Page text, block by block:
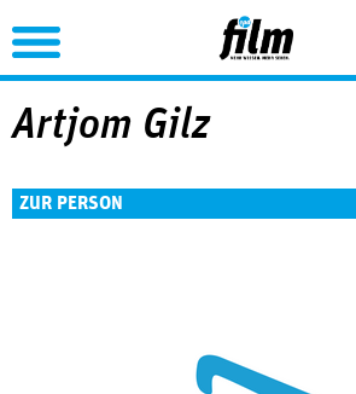
Jump to Navigation
Artjom Gilz
ZUR PERSON